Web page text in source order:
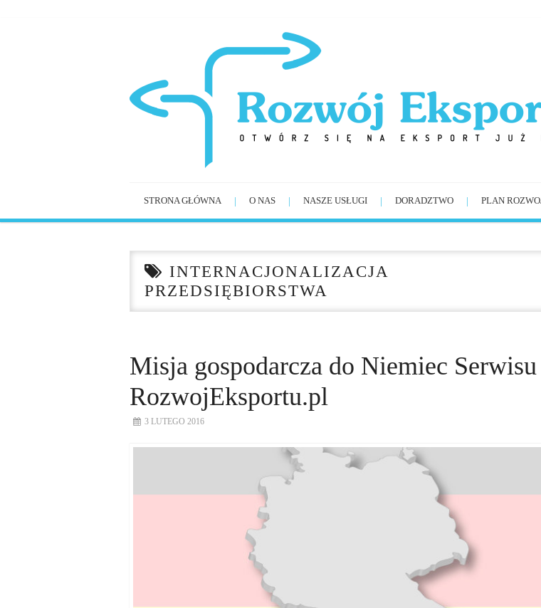
STRONA GŁÓWNA O NAS NASZE USŁUGI DORADZTWO PLAN
INTERNACJONALIZACJA
PRZEDSIĘBIORSTWA
Misja gospodarcza do Niemiec Serwisu
RozwojEksportu.pl
3 LUTEGO 2016